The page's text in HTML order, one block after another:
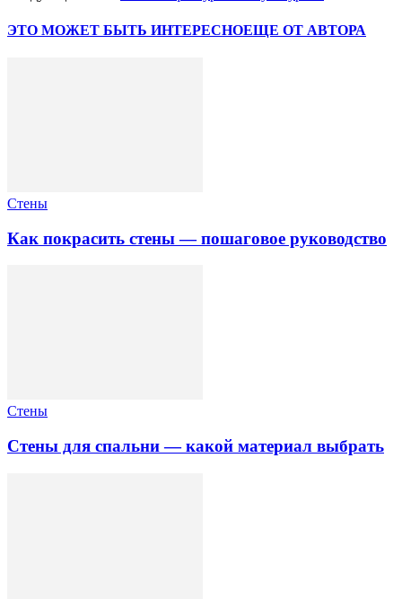
ЭТО МОЖЕТ БЫТЬ ИНТЕРЕСНОЕЩЕ ОТ АВТОРА
Стены
Как покрасить стены — пошаговое руководство
Стены
Стены для спальни — какой материал выбрать